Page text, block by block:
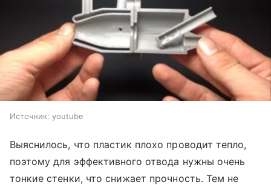
Источник: youtube
Выяснилось, что пластик плохо проводит тепло,
поэтому для эффективного отвода нужны очень
тонкие стенки, что снижает прочность. Тем не